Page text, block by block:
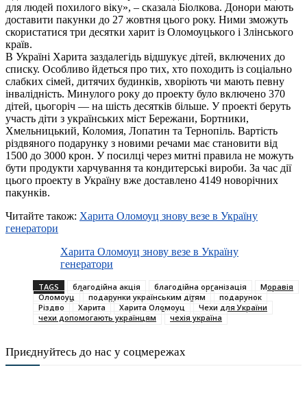
для людей похилого віку», – сказала Біолкова. Донори мають
доставити пакунки до 27 жовтня цього року. Ними зможуть
скористатися три десятки харит із Оломоуцького і Злінського
країв.
В Україні Харита заздалегідь відшукує дітей, включених до
списку. Особливо йдеться про тих, хто походить із соціально
слабких сімей, дитячих будинків, хворіють чи мають певну
інвалідність. Минулого року до проекту було включено 370
дітей, цьогоріч — на шість десятків більше. У проекті беруть
участь діти з українських міст Бережани, Бортники,
Хмельницький, Коломия, Лопатин та Тернопіль. Вартість
різдвяного подарунку з новими речами має становити від
1500 до 3000 крон. У посилці через митні правила не можуть
бути продукти харчування та кондитерські вироби. За час дії
цього проекту в Україну вже доставлено 4149 новорічних
пакунків.
Читайте також: Харита Оломоуц знову везе в Україну
генератори
Харита Оломоуц знову везе в Україну
генератори
TAGS благодійна акція благодійна організація
Моравія
Оломоуц
подарунки українським дітям
подарунок
Різдво
Харита Харита Оломоуц
Чехи для України
чехи допомогають українцям
чехія україна
Приєднуйтесь до нас у соцмережах